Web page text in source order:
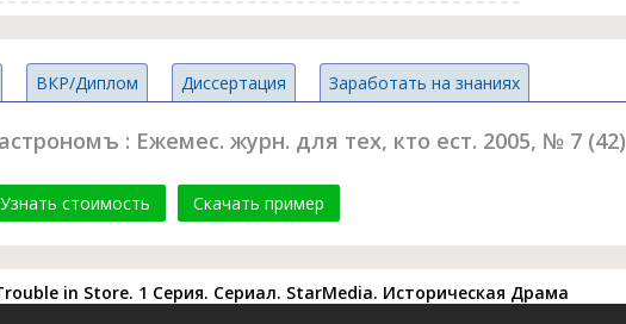
ВКР/Диплом Диссертация Заработать на знаниях
: Ежемес. журн. для тех, кто ест. 2005, № 7 (42)
Узнать стоимость Скачать пример
in Store. 1 Серия. Сериал. StarMedia. Историческая Драма